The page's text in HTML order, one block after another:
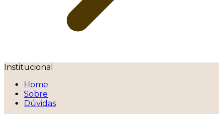
Institucional
Home
Sobre
Dúvidas